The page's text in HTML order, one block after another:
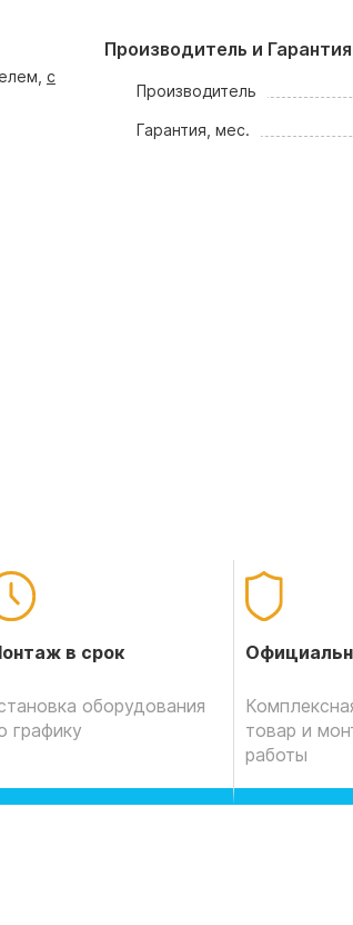
с
Производитель и Гарантия
Производитель
Гарантия, мес.
в срок
оборудования
графику
товар и
работы